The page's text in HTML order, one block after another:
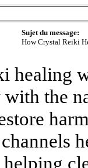
Sujet du message:
How Crystal Reiki
healing
with the
helping